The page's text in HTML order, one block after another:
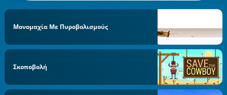
Μονομαχία Με Πυροβολισμούς
Σκοποβολή